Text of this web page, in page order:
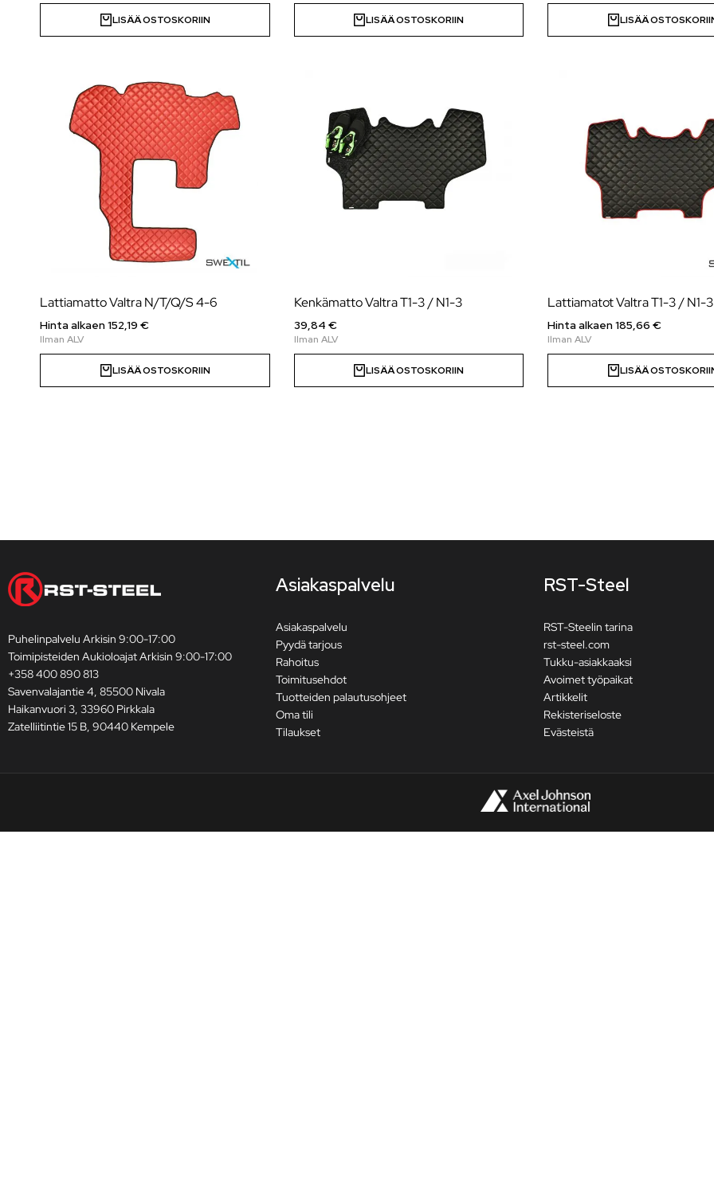
LISÄÄ OSTOSKORIIN LISÄÄ OSTOSKORIIN LISÄÄ
Lattiamatto Valtra N/T/Q/S 4-6
Hinta alkaen152,19 €
LISÄÄ OSTOSKORIIN
Kenkämatto Valtra T1-3 / N1-3
39,84 €
LISÄÄ OSTOSKORIIN
Lattiamatot Valtra T1-3 / N1-3
Hinta alkaen185,66 €
LISÄÄ
Puhelinpalvelu Arkisin 9:00-17:00
Toimipisteiden Aukioloajat Arkisin 9:00-17:00
+358 400 890 813
Savenvalajantie 4, 85500 Nivala
Haikanvuori 3, 33960 Pirkkala
Zatelliitintie 15 B, 90440 Kempele
Asiakaspalvelu
Asiakaspalvelu
Pyydä tarjous
Rahoitus
Toimitusehdot
Tuotteiden palautusohjeet
Oma tili
Tilaukset
RST-Steel
RST-Steelin tarina
rst-steel.com
Tukku-asiakkaaksi
Avoimet työpaikat
Artikkelit
Rekisteriseloste
Evästeistä